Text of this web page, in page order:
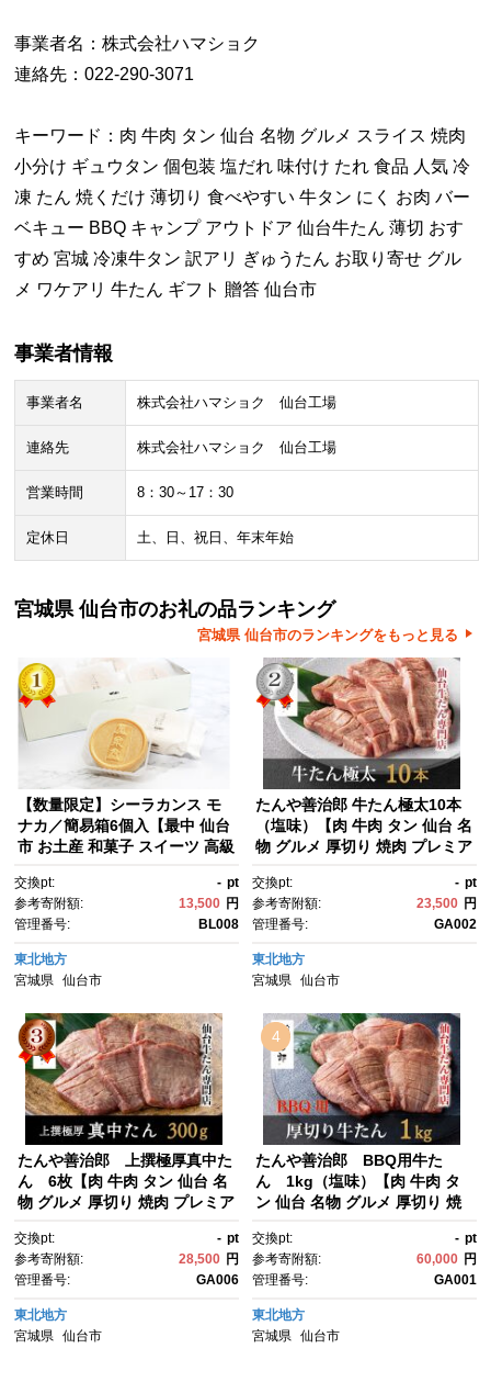
事業者名：株式会社ハマショク
連絡先：022-290-3071
キーワード：肉 牛肉 タン 仙台 名物 グルメ スライス 焼肉
小分け ギュウタン 個包装 塩だれ 味付け たれ 食品 人気 冷
凍 たん 焼くだけ 薄切り 食べやすい 牛タン にく お肉 バー
ベキュー BBQ キャンプ アウトドア 仙台牛たん 薄切 おす
すめ 宮城 冷凍牛タン 訳アリ ぎゅうたん お取り寄せ グル
メ ワケアリ 牛たん ギフト 贈答 仙台市
事業者情報
事業者名 株式会社ハマショク 仙台工場
連絡先 株式会社ハマショク 仙台工場
営業時間 8：30～17：30
定休日 土、日、祝日、年末年始
宮城県 仙台市のお礼の品ランキング
宮城県 仙台市のランキングをもっと見る
【数量限定】シーラカンス モ
ナカ／簡易箱6個入【最中 仙台
市 お土産 和菓子 スイーツ 高級
イーツ ギフト 贈り物】
交換pt: - pt
参考寄附額:
13,500 円
管理番号:
BL008
東北地方
宮城県
仙台市
たんや善治郎 牛たん極太10本
（塩味）【肉 牛肉 タン 仙台 名
物 グルメ 厚切り 焼肉 プレミア
らかい 食品 人気 ギフト 風味豊
か 旨味 冷凍保存 焼き方簡単 食
べ比べ 高級 贅沢 牛タン に
く お肉 BBQ キャンプ アウト
ドア 美味しい 仙台牛タン 厚
切 おすすめ 宮城 冷凍牛タン ぎ
ゅうたん お取り寄せ グルメ 有
名 牛たん】
交換pt: - pt
参考寄附額:
23,500 円
管理番号:
GA002
東北地方
宮城県 仙台市
たんや善治郎 上撰極厚真中た
ん 6枚【肉 牛肉 タン 仙台 名
物 グルメ 厚切り 焼肉 プレミア
らかい 食品 人気 ギフト 風味豊
か 旨味 冷凍保存 焼き方簡単 食
べ比べ 高級 贅沢 牛タン に
く お肉 BBQ キャンプ アウト
ドア 美味しい 仙台牛タン 厚
切 おすすめ 宮城 冷凍牛タン ぎ
交換pt: - pt
参考寄附額:
28,500 円
管理番号:
GA006
東北地方
宮城県
仙台市
4
たんや善治郎 BBQ用牛た
ん 1kg（塩味）【肉 牛肉 タ
ン 仙台 名物 グルメ 厚切り 焼
ューシー 柔らかい 食品 人気 ギ
フト 風味豊か 旨味 冷凍保存 焼
き方簡単 食べ比べ 高級 贅沢 牛
タン にく お肉 BBQ キャン
プ アウトドア 美味しい 仙台牛
タン 厚切 おすすめ 宮城 冷凍牛
交換pt: - pt
参考寄附額:
60,000 円
管理番号:
GA001
東北地方
宮城県 仙台市